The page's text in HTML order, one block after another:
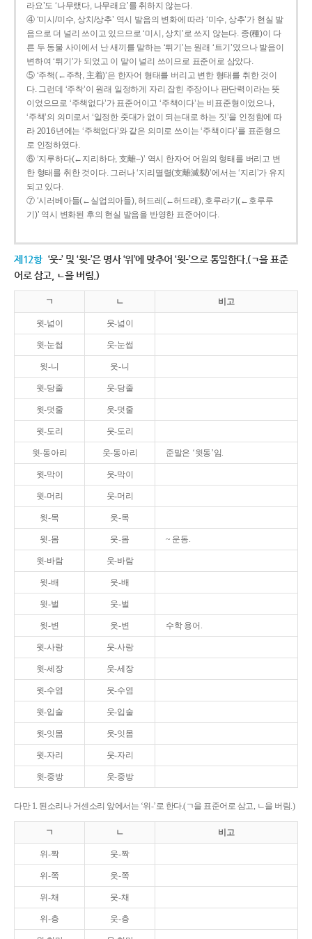
라요’도 ‘나무랬다, 나무래요’를 취하지 않는다.
④ ‘미시/미수, 상치/상추’ 역시 발음의 변화에 따라 ‘미수, 상추’가 현실 발
음으로 더 널리 쓰이고 있으므로 ‘미시, 상치’로 쓰지 않는다. 종(種)이 다
른 두 동물 사이에서 난 새끼를 말하는 ‘튀기’는 원래 ‘트기’였으나 발음이
변하여 ‘튀기’가 되었고 이 말이 널리 쓰이므로 표준어로 삼았다.
⑤ ‘주책(←주착, 主着)’은 한자어 형태를 버리고 변한 형태를 취한 것이
다. 그런데 ‘주착’이 원래 일정하게 자리 잡힌 주장이나 판단력이라는 뜻
이었으므로 ‘주책없다’가 표준어이고 ‘주책이다’는 비표준형이었으나,
‘주책’의 의미로서 ‘일정한 줏대가 없이 되는대로 하는 짓’을 인정함에 따
라 2016년에는 ‘주책없다’와 같은 의미로 쓰이는 ‘주책이다’를 표준형으
로 인정하였다.
⑥ ‘지루하다(←지리하다, 支離--)’ 역시 한자어 어원의 형태를 버리고 변
한 형태를 취한 것이다. 그러나 ‘지리멸렬(支離滅裂)’에서는 ‘지리’가 유지
되고 있다.
⑦ ‘시러베아들(←실업의아들), 허드레(←허드래), 호루라기(←호루루
기)’ 역시 변화된 후의 현실 발음을 반영한 표준어이다.
제12항 ‘웃-’ 및 ‘윗-’은 명사 ‘위’에 맞추어 ‘윗-’으로 통일한다.(ㄱ을 표준
어로 삼고, ㄴ을 버림.)
ㄱ ㄴ 비고
윗-넓이 웃-넓이
윗-눈썹 웃-눈썹
윗-니 웃-니
윗-당줄 웃-당줄
윗-덧줄 웃-덧줄
윗-도리 웃-도리
윗-동아리 웃-동아리 준말은 ‘윗동’임.
윗-막이 웃-막이
윗-머리 웃-머리
윗-목 웃-목
윗-몸 웃-몸 ~ 운동.
윗-바람 웃-바람
윗-배 웃-배
윗-벌 웃-벌
윗-변 웃-변 수학 용어.
윗-사랑 웃-사랑
윗-세장 웃-세장
윗-수염 웃-수염
윗-입술 웃-입술
윗-잇몸 웃-잇몸
윗-자리 웃-자리
윗-중방 웃-중방
다만 1. 된소리나 거센소리 앞에서는 ‘위-’로 한다.(ㄱ을 표준어로 삼고, ㄴ을 버림.)
ㄱ ㄴ 비고
위-짝 웃-짝
위-쪽 웃-쪽
위-채 웃-채
위-층 웃-층